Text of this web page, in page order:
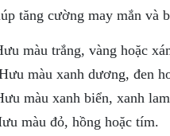
tăng cường may mắn và
màu trắng, vàng hoặc
màu xanh dương, đen
màu xanh biển, xanh
màu đỏ, hồng hoặc tím.